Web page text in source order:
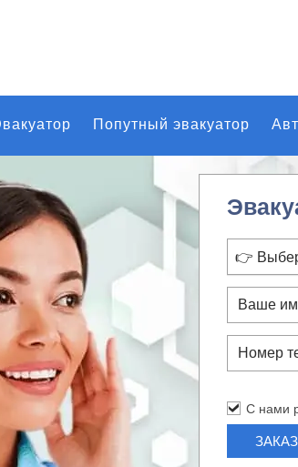
Попутный эвакуатор
👉
С нами